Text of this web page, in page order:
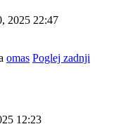
2025 22:47
omas Poglej zadnji
12:23